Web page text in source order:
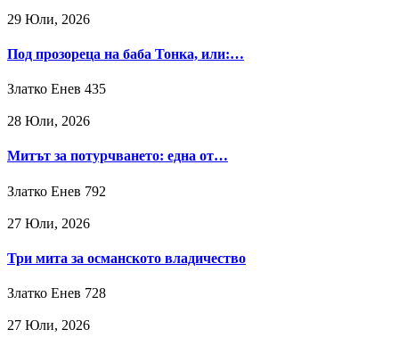
29 Юли, 2026
Под прозореца на баба Тонка, или:…
Златко Енев 435
28 Юли, 2026
Митът за потурчването: една от…
Златко Енев 792
27 Юли, 2026
Три мита за османското владичество
Златко Енев 728
27 Юли, 2026